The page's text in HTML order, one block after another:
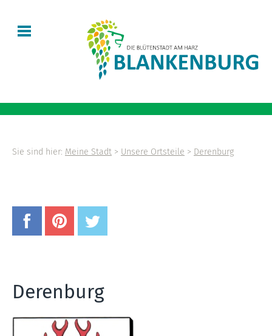
Sie sind hier: Meine Stadt > Unsere Ortsteile > Derenburg
Derenburg